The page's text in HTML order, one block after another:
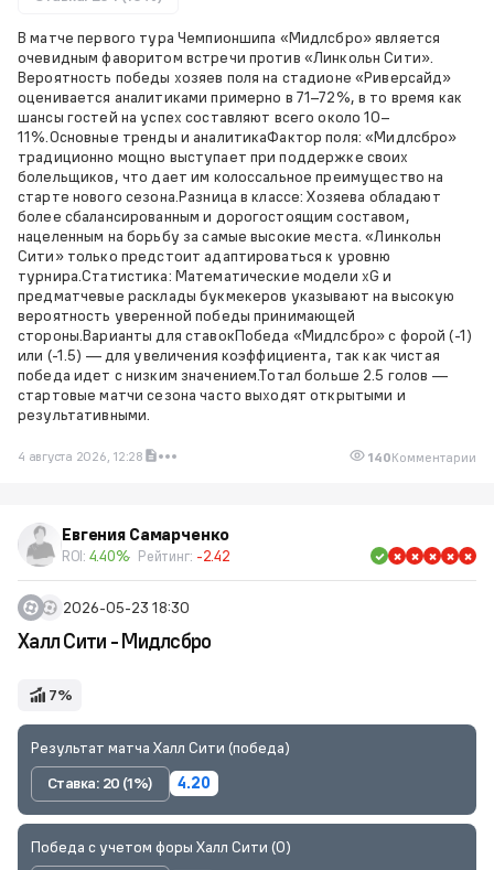
В матче первого тура Чемпионшипа «Мидлсбро» является
очевидным фаворитом встречи против «Линкольн Сити».
Вероятность победы хозяев поля на стадионе «Риверсайд»
оценивается аналитиками примерно в 71–72%, в то время как
шансы гостей на успех составляют всего около 10–
11%.Основные тренды и аналитикаФактор поля: «Мидлсбро»
традиционно мощно выступает при поддержке своих
болельщиков, что дает им колоссальное преимущество на
старте нового сезона.Разница в классе: Хозяева обладают
более сбалансированным и дорогостоящим составом,
нацеленным на борьбу за самые высокие места. «Линкольн
Сити» только предстоит адаптироваться к уровню
турнира.Статистика: Математические модели xG и
предматчевые расклады букмекеров указывают на высокую
вероятность уверенной победы принимающей
стороны.Варианты для ставокПобеда «Мидлсбро» с форой (-1)
или (-1.5) — для увеличения коэффициента, так как чистая
победа идет с низким значением.Тотал больше 2.5 голов —
стартовые матчи сезона часто выходят открытыми и
результативными.
4 августа 2026, 12:28 140Комментарии
Евгения Самарченко
ROI: 4.40% Рейтинг: -2.42
2026-05-23 18:30
7%
Халл Сити - Мидлсбро
Результат матча Халл Сити (победа)
Ставка: 20 (1%)
4.20
Победа с учетом форы Халл Сити (0)